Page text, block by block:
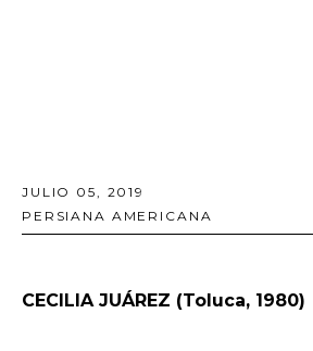
JULIO 05, 2019
PERSIANA AMERICANA
CECILIA JUÁREZ (Toluca, 1980)